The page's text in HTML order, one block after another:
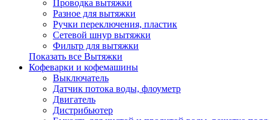
Проводка вытяжки
Разное для вытяжки
Ручки переключения, пластик
Сетевой шнур вытяжки
Фильтр для вытяжки
Показать все Вытяжки
Кофеварки и кофемашины
Выключатель
Датчик потока воды, флоуметр
Двигатель
Дистрибьютер